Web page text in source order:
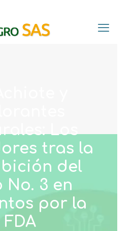
Los
tras la
del
No. 3 en
por la
FDA